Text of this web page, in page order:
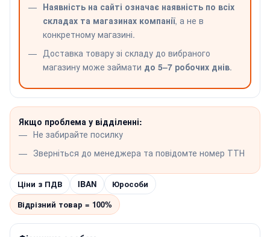
Наявність на сайті означає наявність по всіх
складах та магазинах компанії, а не в
конкретному магазині.
Доставка товару зі складу до вибраного
магазину може займати до 5–7 робочих днів.
Якщо проблема у відділенні:
Не забирайте посилку
Зверніться до менеджера та повідомте номер ТТН
Ціни з ПДВ IBAN
Юрособи
Відрізний товар = 100%